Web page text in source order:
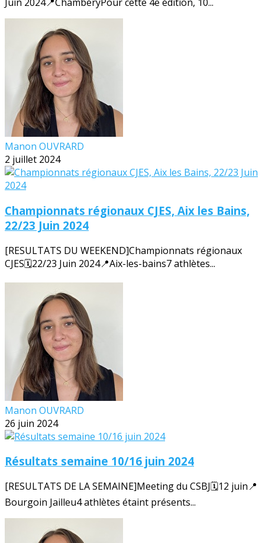
Manon OUVRARD
2 juillet 2024
Championnats régionaux CJES, Aix les Bains,
22/23 Juin 2024
[RESULTATS DU WEEKEND]Championnats régionaux
CJES🗓️22/23 Juin 2024📍Aix-les-bains7 athlètes...
Manon OUVRARD
26 juin 2024
Résultats semaine 10/16 juin 2024
[RESULTATS DE LA SEMAINE]Meeting du CSBJ🗓️12 juin📍
Bourgoin Jailleu4 athlètes étaint présents...